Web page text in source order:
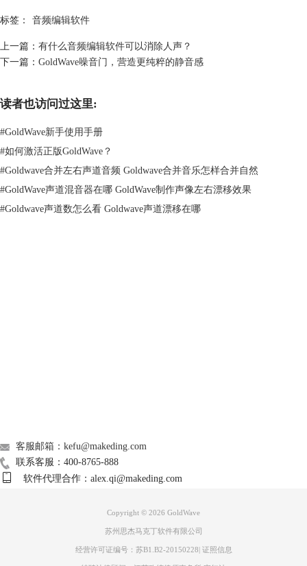
声道绿色勾选框，将其变为红色禁用状态。
绿色勾选框，将其右声道变为禁用状态，选中其左声道右键复制音频。在
新建的音频文件的右声道右键粘贴，完成新建音频文件的右声道音频转入
操作。
标签： 音频编辑软件
上一篇： 有什么音频编辑软件可以消除人声？
下一篇： GoldWave噪音门，营造更纯粹的静音感
读者也访问过这里:
#GoldWave新手使用手册
#如何激活正版GoldWave？
#Goldwave合并左右声道音频 Goldwave合并音乐怎样合并自然
#GoldWave声道混音器在哪 GoldWave制作声像左右漂移效果
#Goldwave声道数怎么看 Goldwave声道漂移在哪
客服邮箱：kefu@makeding.com
联系客服：400-8765-888
软件代理合作：alex.qi@makeding.com
Copyright © 2026 GoldWave
苏州思杰马克丁软件有限公司
经营许可证编号：苏B1.B2-20150228| 证照信息